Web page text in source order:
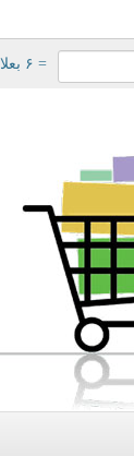
= ۶ بعلاوه ۳